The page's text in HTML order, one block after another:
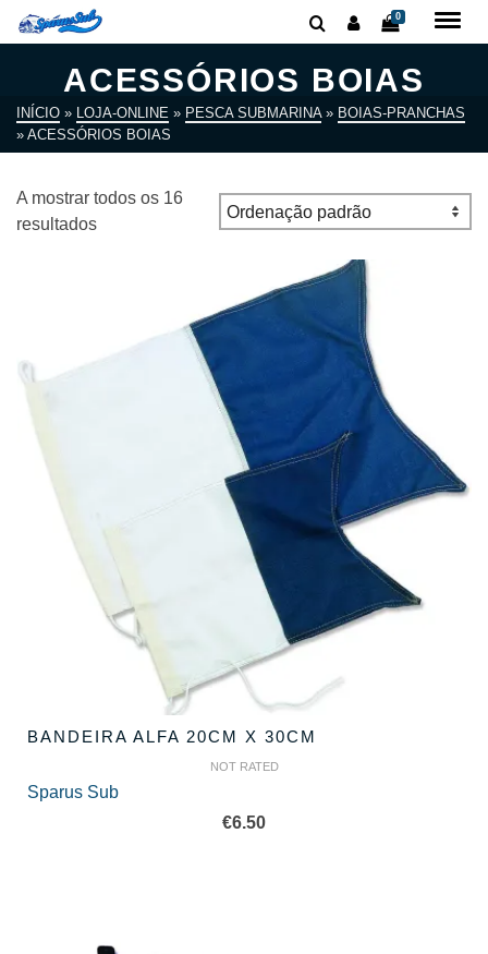
0
ACESSÓRIOS BOIAS
INÍCIO » LOJA-ONLINE » PESCA SUBMARINA » BOIAS-PRANCHAS
» ACESSÓRIOS BOIAS
A mostrar todos os 16
resultados
BANDEIRA ALFA 20CM X 30CM
NOT RATED
Sparus Sub
€6.50